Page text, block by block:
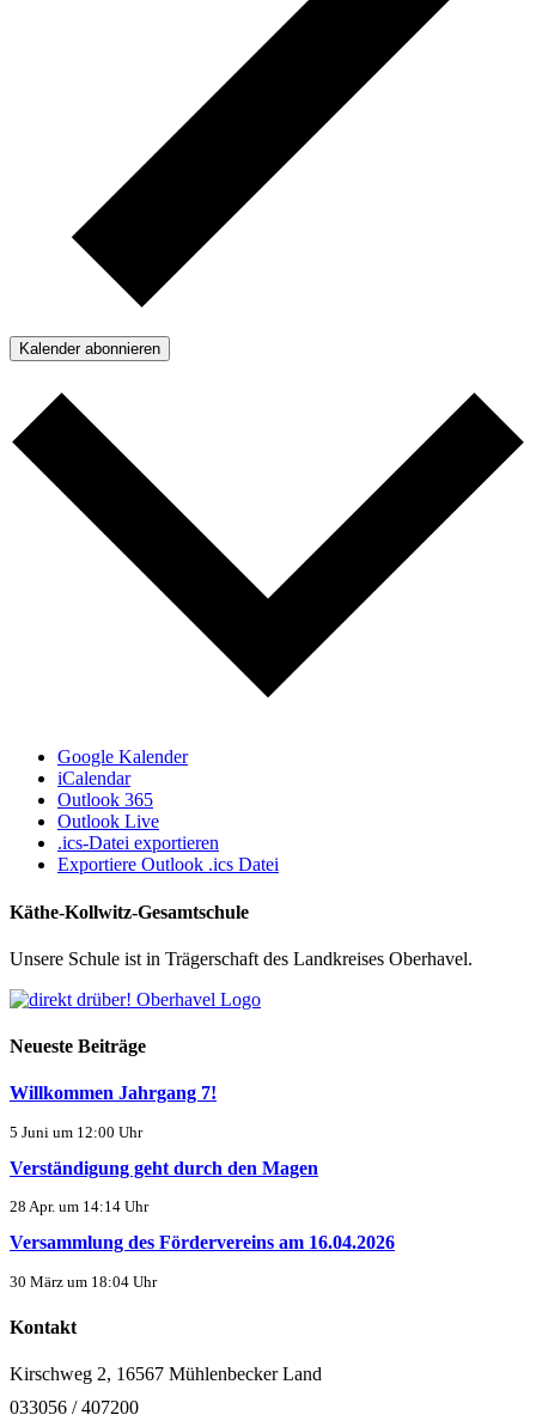
Kalender abonnieren
Google Kalender
iCalendar
Outlook 365
Outlook Live
.ics-Datei exportieren
Exportiere Outlook .ics Datei
Käthe-Kollwitz-Gesamtschule
Unsere Schule ist in Trägerschaft des Landkreises Oberhavel.
Neueste Beiträge
Willkommen Jahrgang 7!
5 Juni um 12:00 Uhr
Verständigung geht durch den Magen
28 Apr. um 14:14 Uhr
Versammlung des Fördervereins am 16.04.2026
30 März um 18:04 Uhr
Kontakt
Kirschweg 2, 16567 Mühlenbecker Land
033056 / 407200